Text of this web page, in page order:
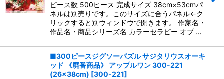
ピース数 500ピース 完成サイズ 38cm×53cmパ
ネルは別売りです。このサイズに合うパネル←ク
リックすると別ウィンドウで開きます。 作家名・
作品名・商品シリーズ名 カラーセラピー オブ …
■300ピースジグソーパズル サジタリウスオーキ
ッド 《廃番商品》 アップルワン 300-221
(26×38cm) [300-221]